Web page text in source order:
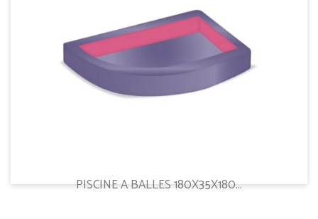
PISCINE A BALLES 180X35X180...